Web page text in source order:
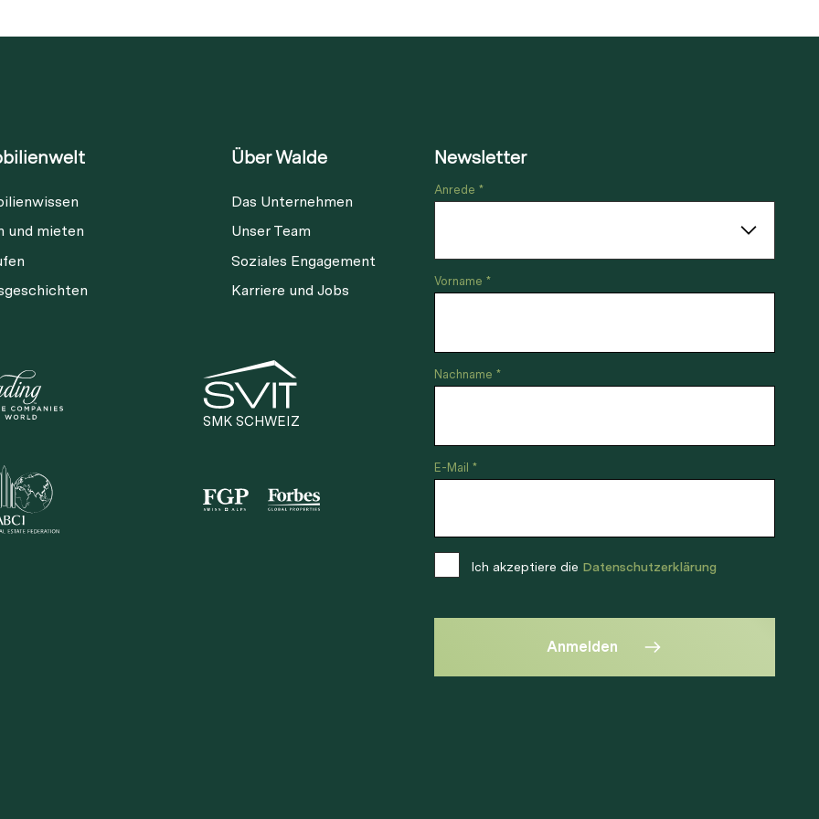
und mieten
Über Walde
Das Unternehmen
Unser Team
Soziales Engagement
Karriere und Jobs
SMK SCHWEIZ
Newsletter
Anrede *
Vorname *
Nachname *
E-Mail *
Ich akzeptiere die Datenschutzerklärung
Anmelden
Immobilie ist nicht mehr
Link kopieren